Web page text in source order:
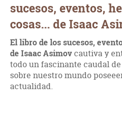
sucesos, eventos,
cosas... de Isaac
El libro de los sucesos,
de Isaac Asimovcautiva y
todo un fascinante caudal
sobre nuestro mundo
actualidad.